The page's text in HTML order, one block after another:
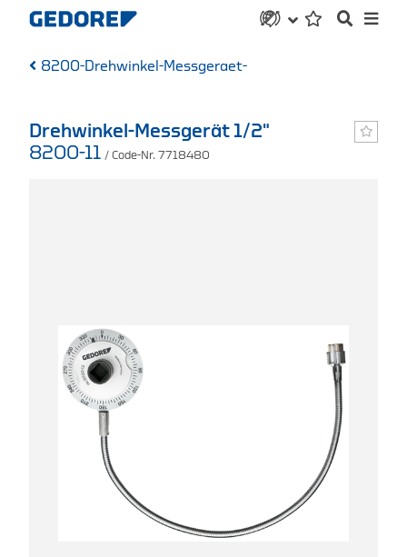
8200-Drehwinkel-Messgeraet-
Drehwinkel-Messgerät 1/2"
8200-11 / Code-Nr. 7718480